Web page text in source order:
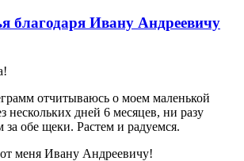
благодаря Ивану Андреевичу
отчитываюсь о моем маленькой
нескольких дней 6 месяцев, ни разу
за обе щеки. Растем и радуемся.
меня Ивану Андреевичу!